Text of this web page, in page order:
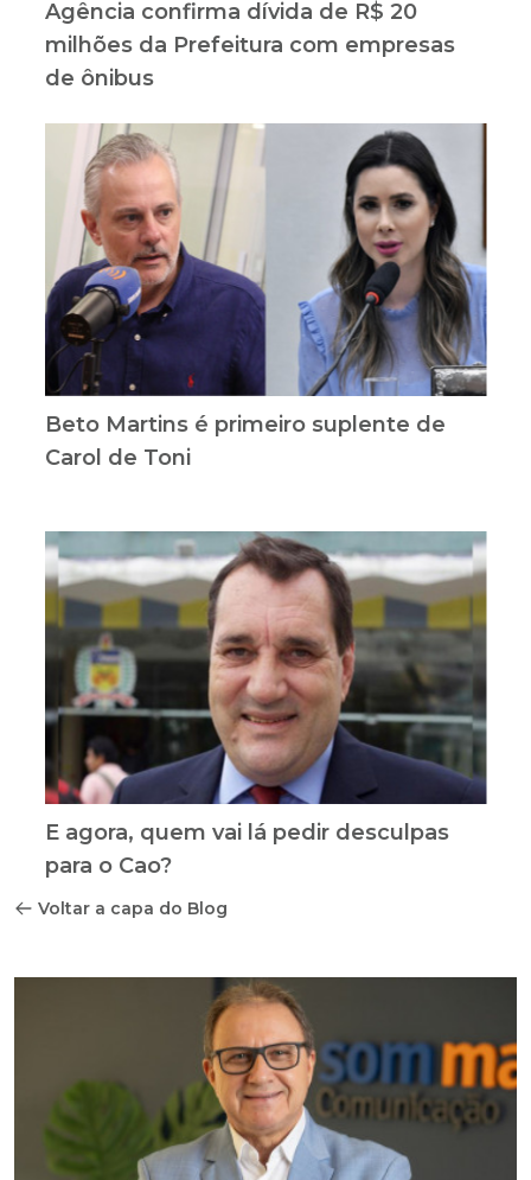
Agência confirma dívida de R$ 20
milhões da Prefeitura com empresas
de ônibus
Beto Martins é primeiro suplente de
Carol de Toni
E agora, quem vai lá pedir desculpas
para o Cao?
Voltar a capa do Blog